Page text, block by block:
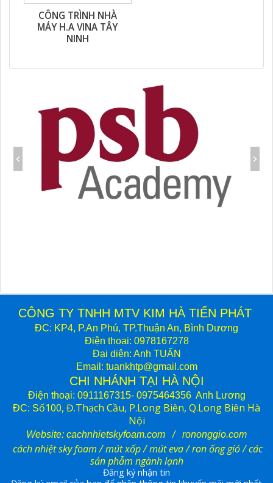
CÔNG TRÌNH NHÀ
MÁY H.A VINA TÂY
NINH
CÔNG TY TNHH MTV KIM HÀ TIẾN PHÁT
ĐC: KP4, P.An Phú, TP.Thuận An, Bình Dương
Điện thoai: 0978167278
Đại diện: Anh TUẤN
Email: tuankhtp@gmail.com
CHI NHÁNH TẠI HÀ NỘI
Điện thoại: 0911167315- 0975464356 Anh Lương
ĐC: Số100, Đ.Thạch Cầu, P.Long Biên, Q.Long Biên Hà
Nội
Website: cachnhietskyfoam.com / rononggio.com
cách nhiệt sky foam/ mút xốp /mút eva/ ron ống gió / các
sản phẫm ngành lạnh
Đăng ký nhận tin